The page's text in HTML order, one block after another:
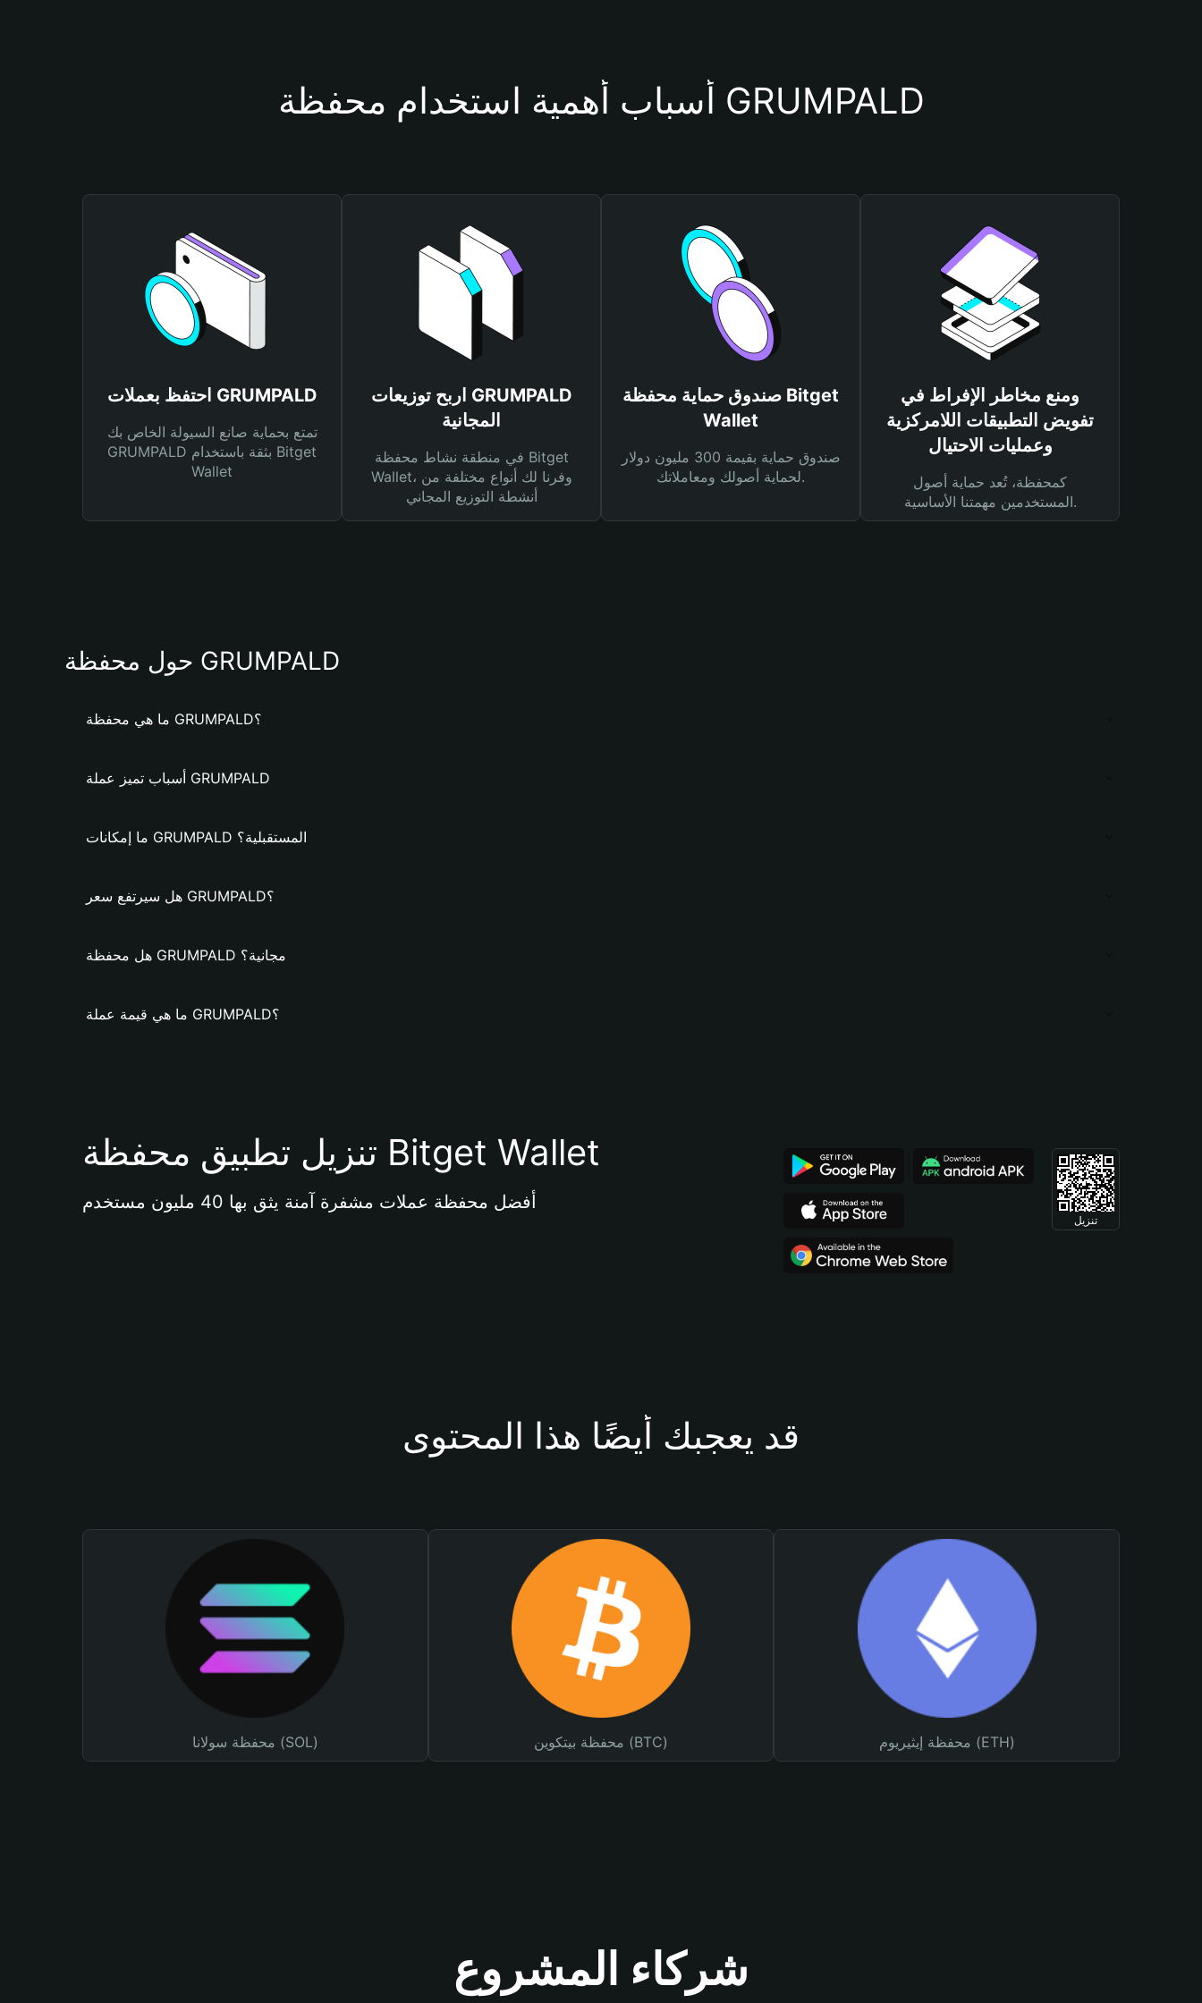
أسباب أهمية استخدام محفظة GRUMPALD
احتفظ بعملات GRUMPALD
تمتع بحماية صانع السيولة الخاص بك
GRUMPALD بثقة باستخدام Bitget
Wallet
اربح توزيعات GRUMPALD
المجانية
في منطقة نشاط محفظة Bitget
Wallet، وفرنا لك أنواع مختلفة من
أنشطة التوزيع المجاني
صندوق حماية محفظة Bitget
Wallet
صندوق حماية بقيمة 300 مليون دولار
لحماية أصولك ومعاملاتك.
ومنع مخاطر الإفراط في
تفويض التطبيقات اللامركزية
وعمليات الاحتيال
كمحفظة، تُعد حماية أصول
المستخدمين مهمتنا الأساسية.
حول محفظة GRUMPALD
ما هي محفظة GRUMPALD؟
أسباب تميز عملة GRUMPALD
ما إمكانات GRUMPALD المستقبلية؟
هل سيرتفع سعر GRUMPALD؟
هل محفظة GRUMPALD مجانية؟
ما هي قيمة عملة GRUMPALD؟
تنزيل تطبيق محفظة Bitget Wallet
أفضل محفظة عملات مشفرة آمنة يثق بها 40 مليون مستخدم
تنزيل
قد يعجبك أيضًا هذا المحتوى
محفظة سولانا (SOL) محفظة بيتكوين (BTC) محفظة إيثيريوم (ETH)
شركاء المشروع